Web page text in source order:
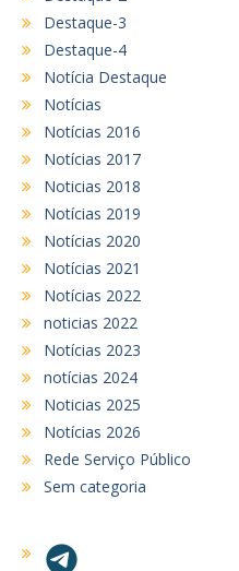
Destaque-3
Destaque-4
Notícia Destaque
Notícias
Notícias 2016
Notícias 2017
Noticias 2018
Notícias 2019
Notícias 2020
Notícias 2021
Notícias 2022
noticias 2022
Notícias 2023
notícias 2024
Noticias 2025
Notícias 2026
Rede Serviço Público
Sem categoria